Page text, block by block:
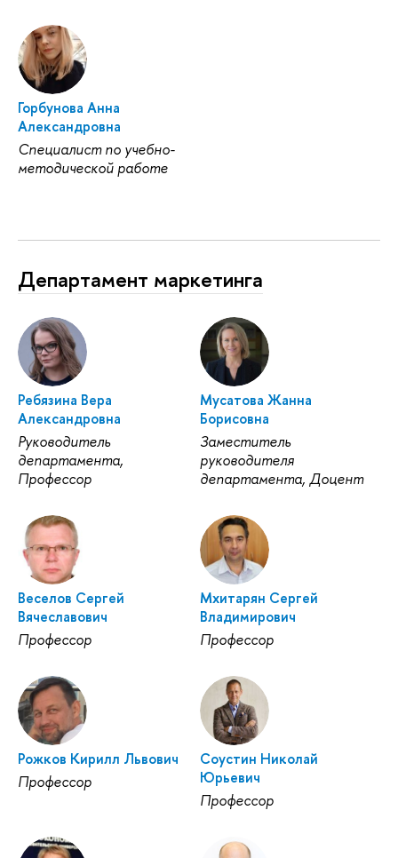
Горбунова Анна
Александровна
Специалист по учебно-
методической работе
Департамент маркетинга
Ребязина Вера
Александровна
Руководитель
департамента,
Профессор
Мусатова Жанна
Борисовна
Заместитель
руководителя
департамента, Доцент
Веселов Сергей
Вячеславович
Профессор
Мхитарян Сергей
Владимирович
Профессор
Рожков Кирилл Львович
Профессор
Соустин Николай
Юрьевич
Профессор